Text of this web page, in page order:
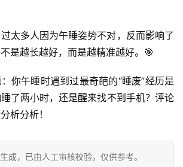
太多人因为午睡姿势不对，反而影响了
是越长越好，而是越精准越好。🎯
你午睡时遇到过最奇葩的“睡废”经历是
了两小时，还是醒来找不到手机？评论
析分析！
成，已由人工审核校验，仅供参考。